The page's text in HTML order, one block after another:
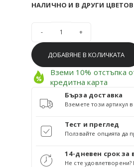
НАЛИЧНО И В ДРУГИ
ДОБАВЯНЕ В КОЛИЧКАТА
Вземи 10% отстъпка
кредитна карта
Бърза доставка
Вземете този артикул
Тест и преглед
Ползвайте опцията да
14-дневен срок
Не сте